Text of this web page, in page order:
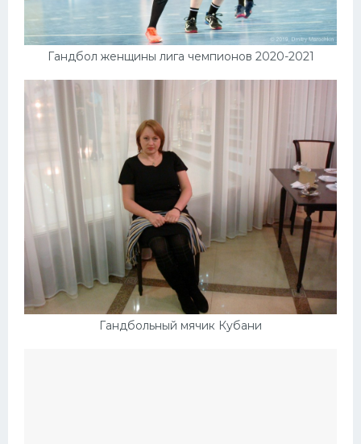
Гандбол женщины лига чемпионов 2020-2021
Гандбольный мячик Кубани